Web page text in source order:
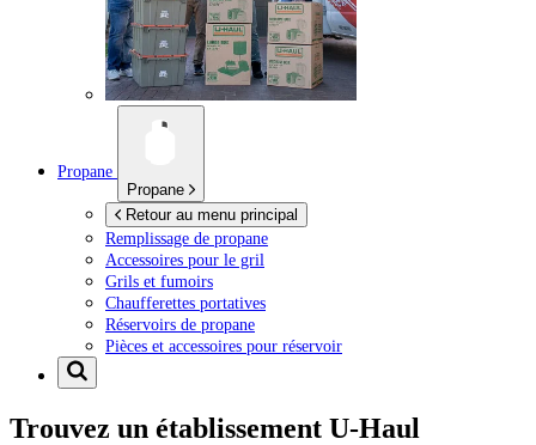
Propane
Propane
Retour au menu principal
Remplissage de propane
Accessoires pour le gril
Grils et fumoirs
Chaufferettes portatives
Réservoirs de propane
Pièces et accessoires pour réservoir
Trouvez un établissement U-Haul